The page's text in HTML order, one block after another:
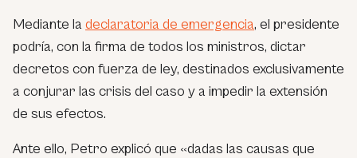
Mediante la declaratoria de emergencia, el presidente
podría, con la firma de todos los ministros, dictar
decretos con fuerza de ley, destinados exclusivamente
a conjurar las crisis del caso y a impedir la extensión
de sus efectos.
Ante ello, Petro explicó que «dadas las causas que